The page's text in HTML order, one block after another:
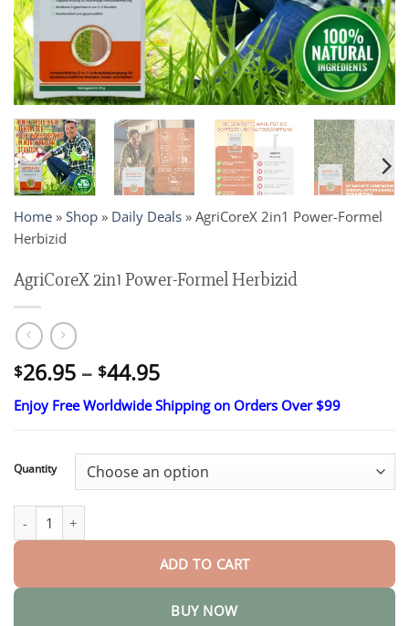
Home » Shop » Daily Deals » AgriCoreX 2in1 Power-Formel
Herbizid
AgriCoreX 2in1 Power-Formel Herbizid
$26.95 – $44.95Price
range:
$26.95
$44.95
Enjoy Free Worldwide Shipping on Orders Over $99
Quantity
AgriCoreX 2in1 Power-Formel Herbizid quantity
ADD TO CART
BUY NOW